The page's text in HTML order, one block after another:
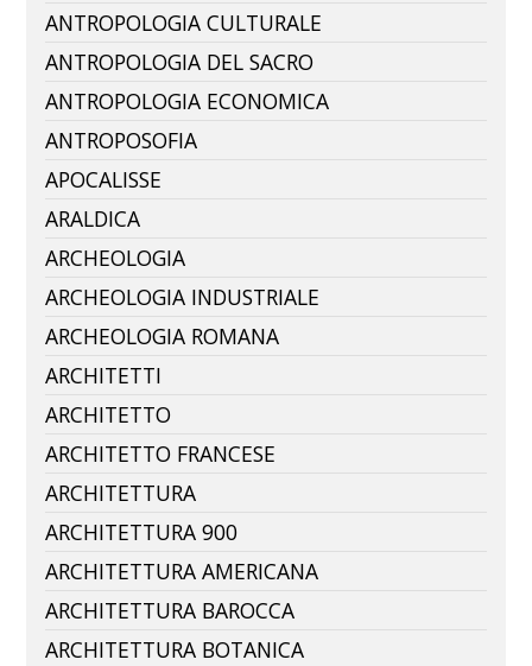
ANTROPOLOGIA CULTURALE
ANTROPOLOGIA DEL SACRO
ANTROPOLOGIA ECONOMICA
ANTROPOSOFIA
APOCALISSE
ARALDICA
ARCHEOLOGIA
ARCHEOLOGIA INDUSTRIALE
ARCHEOLOGIA ROMANA
ARCHITETTI
ARCHITETTO
ARCHITETTO FRANCESE
ARCHITETTURA
ARCHITETTURA 900
ARCHITETTURA AMERICANA
ARCHITETTURA BAROCCA
ARCHITETTURA BOTANICA